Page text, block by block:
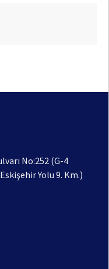
No:252 (G-4
Yolu 9. Km.)